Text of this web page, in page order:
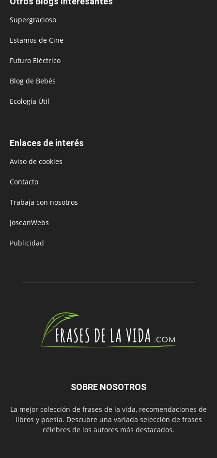
Supergracioso
Estamos de Cine
Futuro Eléctrico
Blog de Bebés
Ecología Útil
Enlaces de interés
Aviso de cookies
Contacto
Trabaja con nosotros
JoseanWebs
Publicidad
SOBRE NOSOTROS
La mejor colección de frases de la vida, recomendaciones de
libros y poesía. Descubre una variada selección de frases
célebres de los autores más destacados.